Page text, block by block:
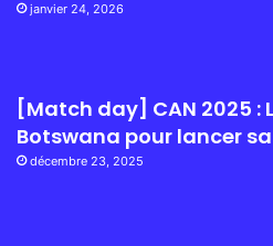
janvier 24, 2026
[Match day] CAN 2025 :
Botswana pour lancer
décembre 23, 2025